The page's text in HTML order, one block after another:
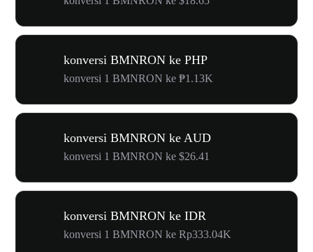
konversi BMNRON ke PHP
konversi 1 BMNRON ke ₱1.13K
konversi BMNRON ke AUD
konversi 1 BMNRON ke $26.41
konversi BMNRON ke IDR
konversi 1 BMNRON ke Rp333.04K